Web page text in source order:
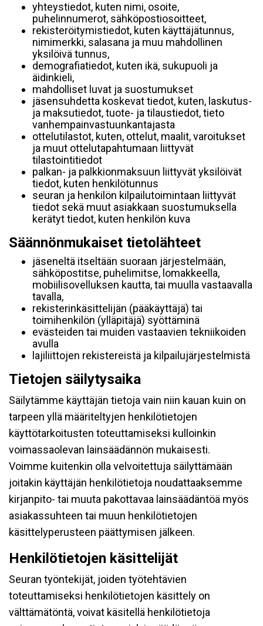
yhteystiedot, kuten nimi, osoite,
puhelinnumerot, sähköpostiosoitteet,
rekisteröitymistiedot, kuten käyttäjätunnus,
nimimerkki, salasana ja muu mahdollinen
yksilöivä tunnus,
demografiatiedot, kuten ikä, sukupuoli ja
äidinkieli,
mahdolliset luvat ja suostumukset
jäsensuhdetta koskevat tiedot, kuten, laskutus-
ja maksutiedot, tuote- ja tilaustiedot, tieto
vanhempainvastuunkantajasta
ottelutilastot, kuten, ottelut, maalit, varoitukset
ja muut ottelutapahtumaan liittyvät
tilastointitiedot
palkan- ja palkkionmaksuun liittyvät yksilöivät
tiedot, kuten henkilötunnus
seuran ja henkilön kilpailutoimintaan liittyvät
tiedot sekä muut asiakkaan suostumuksella
kerätyt tiedot, kuten henkilön kuva
Säännönmukaiset tietolähteet
jäseneltä itseltään suoraan järjestelmään,
sähköpostitse, puhelimitse, lomakkeella,
mobiilisovelluksen kautta, tai muulla vastaavalla
tavalla,
rekisterinkäsittelijän (pääkäyttäjä) tai
toimihenkilön (ylläpitäjä) syöttäminä
evästeiden tai muiden vastaavien tekniikoiden
avulla
lajiliittojen rekistereistä ja kilpailujärjestelmistä
Tietojen säilytysaika
Säilytämme käyttäjän tietoja vain niin kauan kuin on
tarpeen yllä määriteltyjen henkilötietojen
käyttötarkoitusten toteuttamiseksi kulloinkin
voimassaolevan lainsäädännön mukaisesti.
Voimme kuitenkin olla velvoitettuja säilyttämään
joitakin käyttäjän henkilötietoja noudattaaksemme
kirjanpito- tai muuta pakottavaa lainsäädäntöä myös
asiakassuhteen tai muun henkilötietojen
käsittelyperusteen päättymisen jälkeen.
Henkilötietojen käsittelijät
Seuran työntekijät, joiden työtehtävien
toteuttamiseksi henkilötietojen käsittely on
välttämätöntä, voivat käsitellä henkilötietoja